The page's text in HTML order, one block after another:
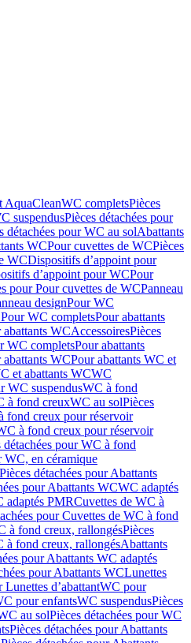
AquaCleanWC completsPièces
suspendusPièces détachées pour
détachées pour WC au solAbattants
WCPour cuvettes de WCPièces
WCDispositifs d’appoint pour
d’appoint pour WCPour
pour Pour cuvettes de WCPanneau
designPour WC
WC completsPour abattants
abattants WCAccessoiresPièces
WC completsPour abattants
abattants WCPour abattants WC et
et abattants WCWC
WC suspendusWC à fond
à fond creuxWC au solPièces
fond creux pour réservoir
à fond creux pour réservoir
détachées pour WC à fond
WC, en céramique
Pièces détachées pour Abattants
pour Abattants WCWC adaptés
adaptés PMRCuvettes de WC à
pour Cuvettes de WC à fond
à fond creux, rallongésPièces
à fond creux, rallongésAbattants
pour Abattants WC adaptés
pour Abattants WCLunettes
Lunettes d’abattantWC pour
pour enfantsWC suspendusPièces
au solPièces détachées pour WC
Pièces détachées pour Abattants